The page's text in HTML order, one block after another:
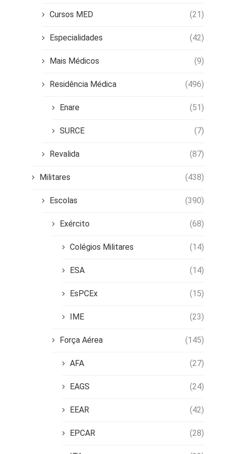
Cursos MED (21)
Especialidades (42)
Mais Médicos (9)
Residência Médica (496)
Enare (51)
SURCE (7)
Revalida (87)
Militares (438)
Escolas (390)
Exército (68)
Colégios Militares (14)
ESA (14)
EsPCEx (15)
IME (23)
Força Aérea (145)
AFA (27)
EAGS (24)
EEAR (42)
EPCAR (28)